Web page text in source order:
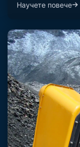
Научете повече